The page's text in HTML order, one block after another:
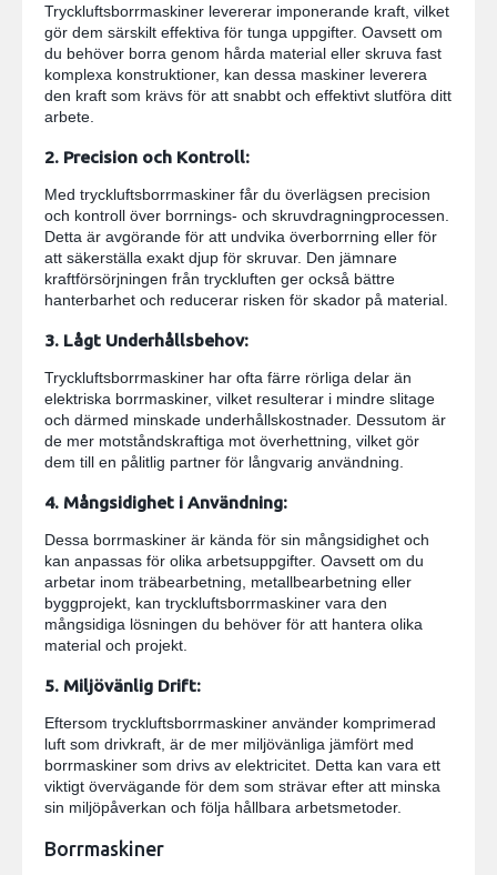
Tryckluftsborrmaskiner levererar imponerande kraft, vilket
gör dem särskilt effektiva för tunga uppgifter. Oavsett om
du behöver borra genom hårda material eller skruva fast
komplexa konstruktioner, kan dessa maskiner leverera
den kraft som krävs för att snabbt och effektivt slutföra ditt
arbete.
2. Precision och Kontroll:
Med tryckluftsborrmaskiner får du överlägsen precision
och kontroll över borrnings- och skruvdragningprocessen.
Detta är avgörande för att undvika överborrning eller för
att säkerställa exakt djup för skruvar. Den jämnare
kraftförsörjningen från tryckluften ger också bättre
hanterbarhet och reducerar risken för skador på material.
3. Lågt Underhållsbehov:
Tryckluftsborrmaskiner har ofta färre rörliga delar än
elektriska borrmaskiner, vilket resulterar i mindre slitage
och därmed minskade underhållskostnader. Dessutom är
de mer motståndskraftiga mot överhettning, vilket gör
dem till en pålitlig partner för långvarig användning.
4. Mångsidighet i Användning:
Dessa borrmaskiner är kända för sin mångsidighet och
kan anpassas för olika arbetsuppgifter. Oavsett om du
arbetar inom träbearbetning, metallbearbetning eller
byggprojekt, kan tryckluftsborrmaskiner vara den
mångsidiga lösningen du behöver för att hantera olika
material och projekt.
5. Miljövänlig Drift:
Eftersom tryckluftsborrmaskiner använder komprimerad
luft som drivkraft, är de mer miljövänliga jämfört med
borrmaskiner som drivs av elektricitet. Detta kan vara ett
viktigt övervägande för dem som strävar efter att minska
sin miljöpåverkan och följa hållbara arbetsmetoder.
Borrmaskiner